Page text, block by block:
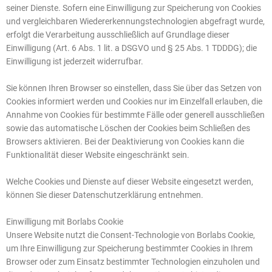
seiner Dienste. Sofern eine Einwilligung zur Speicherung von Cookies
und vergleichbaren Wiedererkennungstechnologien abgefragt wurde,
erfolgt die Verarbeitung ausschließlich auf Grundlage dieser
Einwilligung (Art. 6 Abs. 1 lit. a DSGVO und § 25 Abs. 1 TDDDG); die
Einwilligung ist jederzeit widerrufbar.
Sie können Ihren Browser so einstellen, dass Sie über das Setzen von
Cookies informiert werden und Cookies nur im Einzelfall erlauben, die
Annahme von Cookies für bestimmte Fälle oder generell ausschließen
sowie das automatische Löschen der Cookies beim Schließen des
Browsers aktivieren. Bei der Deaktivierung von Cookies kann die
Funktionalität dieser Website eingeschränkt sein.
Welche Cookies und Dienste auf dieser Website eingesetzt werden,
können Sie dieser Datenschutzerklärung entnehmen.
Einwilligung mit Borlabs Cookie
Unsere Website nutzt die Consent-Technologie von Borlabs Cookie,
um Ihre Einwilligung zur Speicherung bestimmter Cookies in Ihrem
Browser oder zum Einsatz bestimmter Technologien einzuholen und